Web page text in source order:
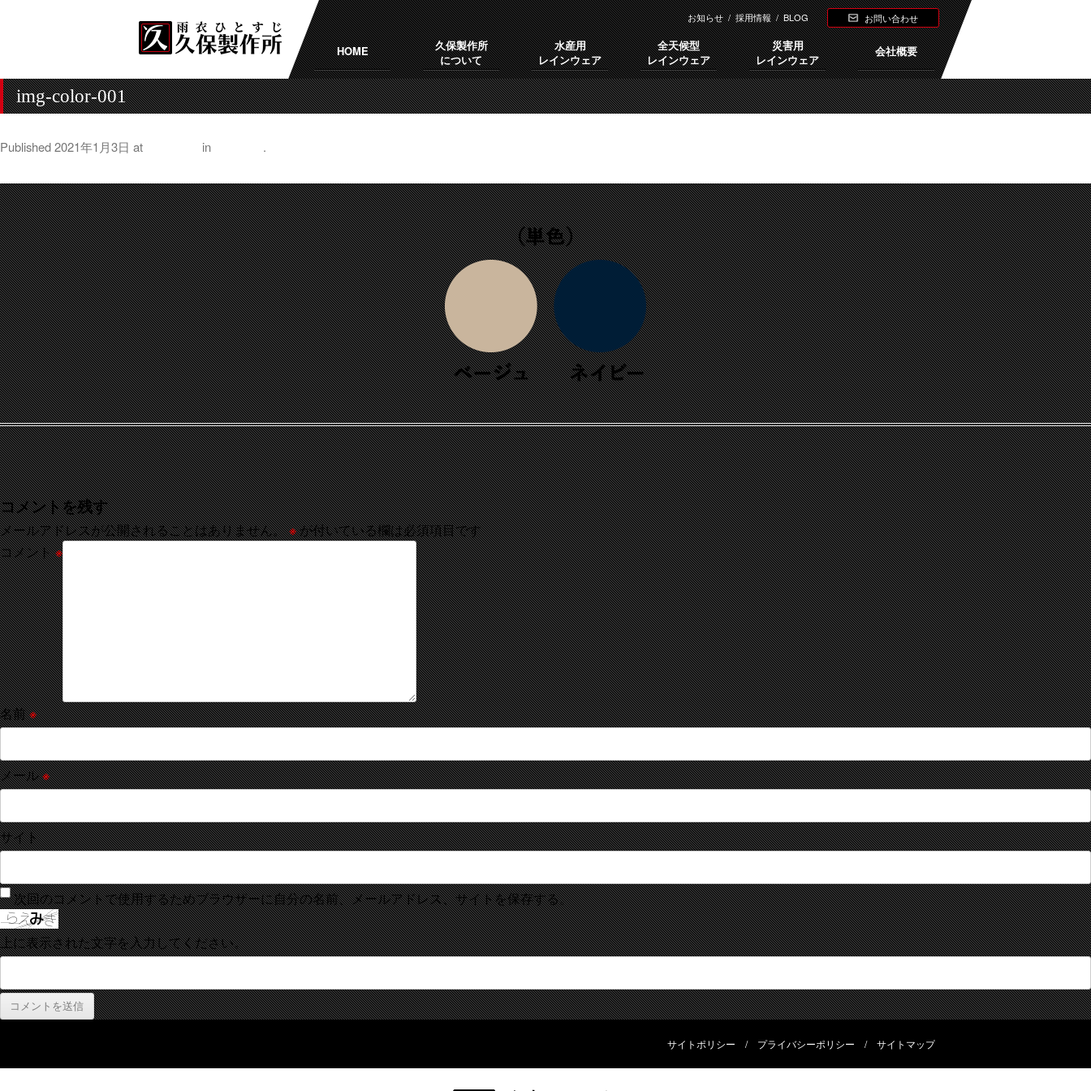
お知らせ/採用情報/BLOG お問い合わせ
HOME
久保製作所
について
水産用
レインウェア
全天候型
レインウェア
災害用
レインウェア
会社概要
img-color-001
Published2021年1月3日 at in .
コメントを残す
メールアドレスが公開されることはありません。※が付いている欄は必須項目です
コメント※
名前※
メール※
サイト
次回のコメントで使用するためブラウザーに自分の名前、メールアドレス、サイトを保存する。
上に表示された文字を入力してください。
サイトポリシー / プライバシーポリシー / サイトマップ